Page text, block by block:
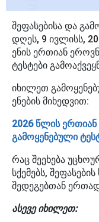
შეფასებისა და
დღეს, 9 ივლისს,
ენის ერთიან
ტესტები
იხილეთ
ენების მიხედვით:
2026 წლის
გამოყენებული
რაც შეეხება
სქემებს,
შედეგებთან
ასევე იხილეთ: